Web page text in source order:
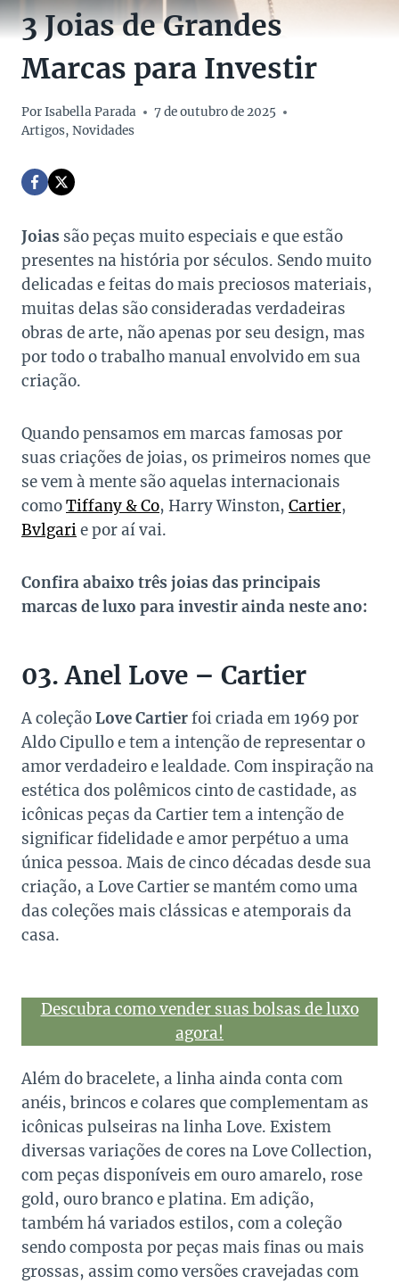
3 Joias de Grandes
Marcas para Investir
PorIsabella Parada
7 de outubro de 2025
Artigos, Novidades
Joias são peças muito especiais e que estão
presentes na história por séculos. Sendo muito
delicadas e feitas do mais preciosos materiais,
muitas delas são consideradas verdadeiras
obras de arte, não apenas por seu design, mas
por todo o trabalho manual envolvido em sua
criação.
Quando pensamos em marcas famosas por
suas criações de joias, os primeiros nomes que
se vem à mente são aquelas internacionais
comoTiffany & Co, Harry Winston, Cartier,
Bvlgarie por aí vai.
Confira abaixo três joias das principais
marcas de luxo para investir ainda neste ano:
03. Anel Love – Cartier
A coleçãoLove Cartierfoi criada em 1969 por
Aldo Cipullo e tem a intenção de representar o
amor verdadeiro e lealdade. Com inspiração na
estética dos polêmicos cinto de castidade, as
icônicas peças da Cartier tem a intenção de
significar fidelidade e amor perpétuo a uma
única pessoa. Mais de cinco décadas desde sua
criação, a Love Cartier se mantém como uma
das coleções mais clássicas e atemporais da
casa.
Descubra como vender suas bolsas de luxo
agora!
Além do bracelete, a linha ainda conta com
anéis, brincos e colares que complementam as
icônicas pulseiras na linha Love. Existem
diversas variações de cores na Love Collection,
com peças disponíveis em ouro amarelo, rose
gold, ouro branco e platina. Em adição,
também há variados estilos, com a coleção
sendo composta por peças mais finas ou mais
grossas, assim como versões cravejadas com